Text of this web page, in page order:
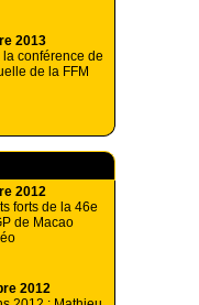
2013
la conférence de
de la FFM
2012
forts de la 46e
de Macao
2012